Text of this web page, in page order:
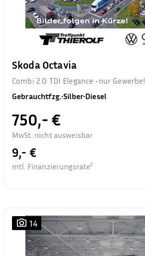
Skoda Octavia
Combi 2.0 TDI Elegance -nur Gewerbe!
Gebrauchtfzg.•Silber•Diesel
750,- €
MwSt. nicht ausweisbar
9,- €
mtl. Finanzierungsrate²
14